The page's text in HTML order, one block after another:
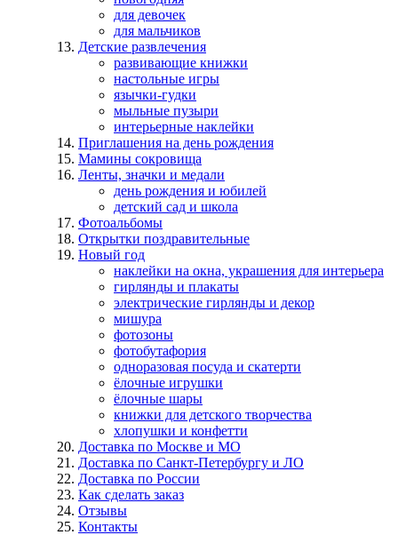
для девочек
для мальчиков
Детские развлечения
развивающие книжки
настольные игры
язычки-гудки
мыльные пузыри
интерьерные наклейки
Приглашения на день рождения
Мамины сокровища
Ленты, значки и медали
день рождения и юбилей
детский сад и школа
Фотоальбомы
Открытки поздравительные
Новый год
наклейки на окна, украшения для интерьера
гирлянды и плакаты
электрические гирлянды и декор
мишура
фотозоны
фотобутафория
одноразовая посуда и скатерти
ёлочные игрушки
ёлочные шары
книжки для детского творчества
хлопушки и конфетти
Доставка по Москве и МО
Доставка по Санкт-Петербургу и ЛО
Доставка по России
Как сделать заказ
Отзывы
Контакты